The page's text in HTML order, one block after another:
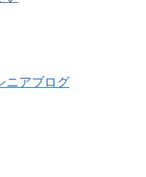
ニアブログ